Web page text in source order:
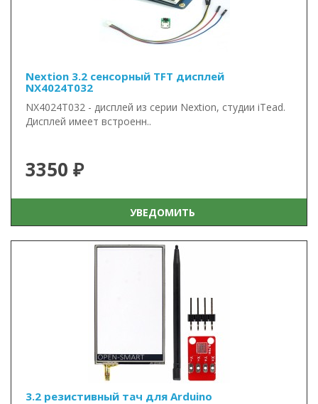
Nextion 3.2 сенсорный TFT дисплей
NX4024T032
NX4024T032 - дисплей из серии Nextion, студии iTead.
Дисплей имеет встроенн..
3350 ₽
УВЕДОМИТЬ
3.2 резистивный тач для Arduino